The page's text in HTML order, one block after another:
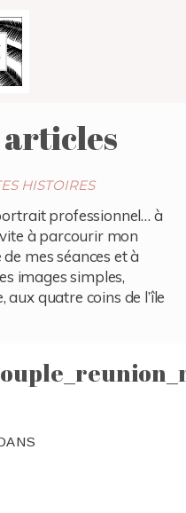
articles
HISTOIRES
professionnel… à
à parcourir mon
mes séances et à
images simples,
aux quatre coins de l’île